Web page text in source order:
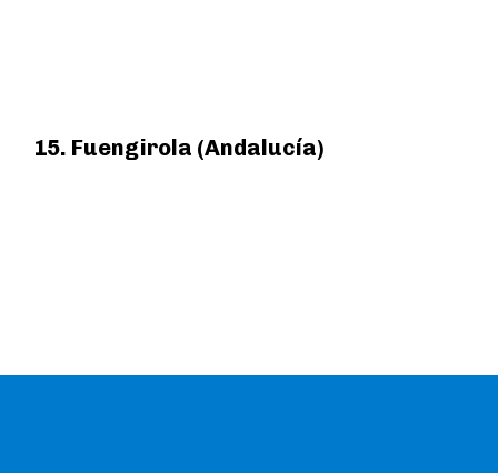
15. Fuengirola (Andalucía)